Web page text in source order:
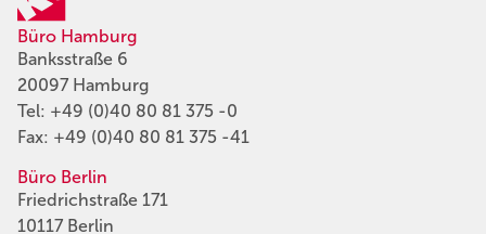
Büro Hamburg
Banksstraße 6
20097 Hamburg
Tel: +49 (0)40 80 81 375 -0
Fax: +49 (0)40 80 81 375 -41
Büro Berlin
Friedrichstraße 171
10117 Berlin